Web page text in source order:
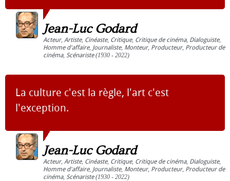
Jean-Luc Godard
Acteur, Artiste, Cinéaste, Critique, Critique de cinéma, Dialoguiste,
Homme d'affaire, Journaliste, Monteur, Producteur, Producteur de
cinéma, Scénariste(1930 - 2022)
La culture c'est la règle, l'art c'est
l'exception.
Jean-Luc Godard
Acteur, Artiste, Cinéaste, Critique, Critique de cinéma, Dialoguiste,
Homme d'affaire, Journaliste, Monteur, Producteur, Producteur de
cinéma, Scénariste(1930 - 2022)